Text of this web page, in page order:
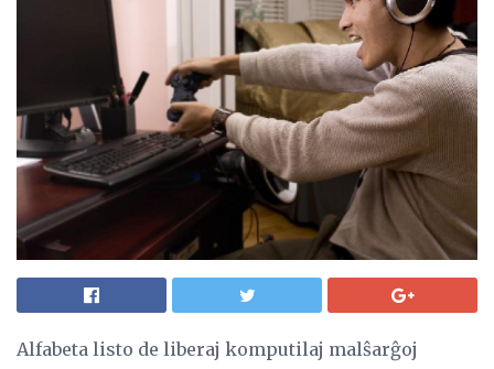
Alfabeta listo de liberaj komputilaj malŝarĝoj